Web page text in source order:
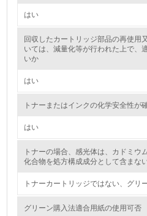
環境活動に関する規格やプログラム
第三者認証を取得している
2.環境への取り組み
資源・エ
9.
<L1> 資源（投入原料、水等）とエネ
はい
回収したカートリッジ部品の再使用
いては、減量化等が行われた上で、
いか
はい
トナーまたはインクの化学安全性が
はい
トナーの場合、感光体は、カドミウ
化合物を処方構成成分として含まな
トナーカートリッジではない、グリ
グリーン購入法適合用紙の使用可否